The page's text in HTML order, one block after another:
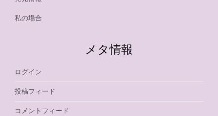
私の場合
メタ情報
ログイン
投稿フィード
コメントフィード